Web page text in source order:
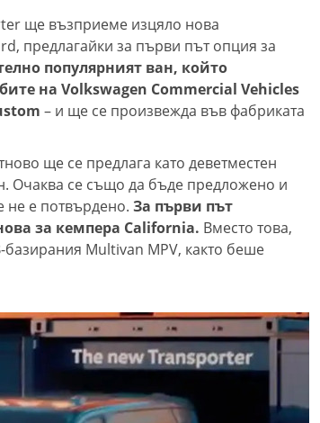
ще възприеме изцяло нова
предлагайки за първи път опция за
популярният ван, който
на Volkswagen Commercial Vehicles
– и ще се произвежда във фабриката
ще се предлага като деветместен
Очаква се също да бъде предложено и
не е потвърдено. За първи път
за кемпера California. Вместо това,
Multivan MPV, както беше
продава, Двустаен
София, Люлин 3, 117000
апартамент, 89 m2
София, Младост 4,
250000 EUR
ливади Запад, 319000
EUR
продава, Двустаен
София, Дружба 1, 167900
EUR